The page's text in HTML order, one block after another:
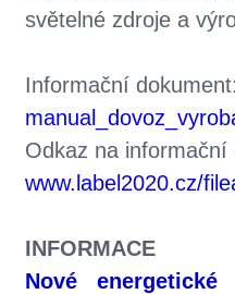
světelné zdroje a
Informační
Odkaz na informační
www.label2020.cz/
INFORMACE
Nové